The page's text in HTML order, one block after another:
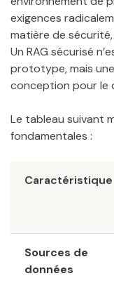
exigences
matière de
Un RAG sécurisé
prototype, mais
conception pour le
Le tableau suivant
fondamentales :
Caractéristique
Sources de
données